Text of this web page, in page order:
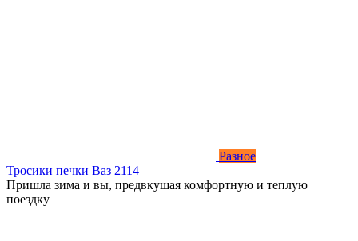
Разное
Тросики печки Ваз 2114
Пришла зима и вы, предвкушая комфортную и теплую
поездку